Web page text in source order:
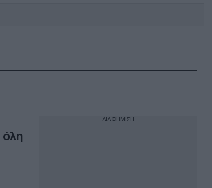
ΔΙΑΦΗΜΙΣΗ